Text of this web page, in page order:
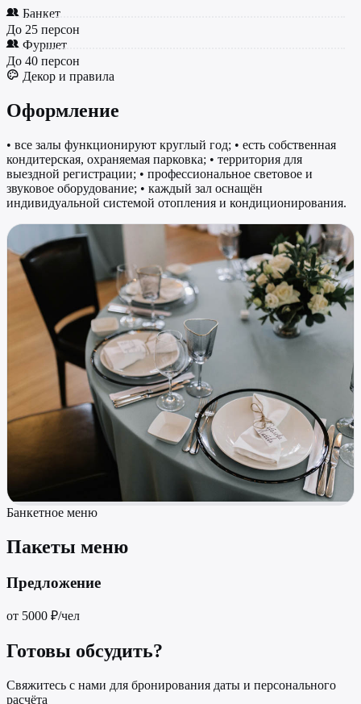
Банкет
До 25 персон
Фуршет
До 40 персон
Декор и правила
Оформление
• все залы функционируют круглый год; • есть собственная
кондитерская, охраняемая парковка; • территория для
выездной регистрации; • профессиональное световое и
звуковое оборудование; • каждый зал оснащён
индивидуальной системой отопления и кондиционирования.
Банкетное меню
Пакеты меню
Предложение
от 5000 ₽/чел
Готовы обсудить?
Свяжитесь с нами для бронирования даты и персонального
расчёта